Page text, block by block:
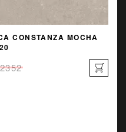
CONSTANZA MOCHA
2352